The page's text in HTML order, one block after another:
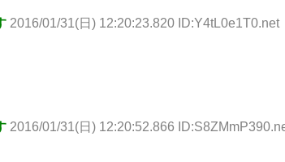
2016/01/31(日) 12:20:23.820 ID:Y4tL0e1T0.net
2016/01/31(日) 12:20:52.866